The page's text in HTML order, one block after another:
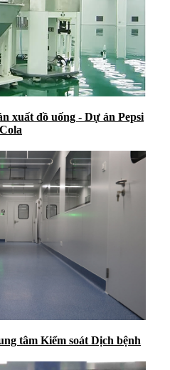
xuất đồ uống - Dự án Pepsi
Cola
tâm Kiểm soát Dịch bệnh